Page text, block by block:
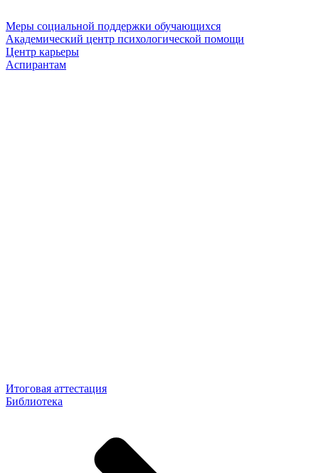
Меры социальной поддержки обучающихся
Академический центр психологической помощи
Центр карьеры
Аспирантам
Итоговая аттестация
Библиотека